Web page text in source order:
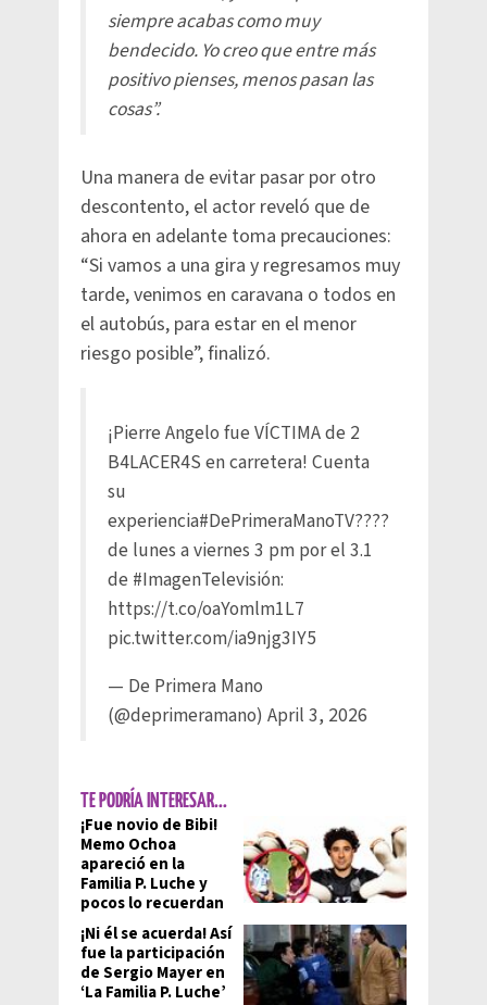
siempre acabas como muy
bendecido. Yo creo que entre más
positivo pienses, menos pasan las
cosas”.
Una manera de evitar pasar por otro
descontento, el actor reveló que de
ahora en adelante toma precauciones:
“Si vamos a una gira y regresamos muy
tarde, venimos en caravana o todos en
el autobús, para estar en el menor
riesgo posible”, finalizó.
¡Pierre Angelo fue VÍCTIMA de 2
B4LACER4S en carretera! Cuenta
su
experiencia#DePrimeraManoTV????
de lunes a viernes 3 pm por el 3.1
de #ImagenTelevisión:
https://t.co/oaYomlm1L7
pic.twitter.com/ia9njg3IY5
— De Primera Mano
(@deprimeramano) April 3, 2026
TE PODRÍA INTERESAR...
¡Fue novio de Bibi!
Memo Ochoa
apareció en la
Familia P. Luche y
pocos lo recuerdan
¡Ni él se acuerda! Así
fue la participación
de Sergio Mayer en
‘La Familia P. Luche’